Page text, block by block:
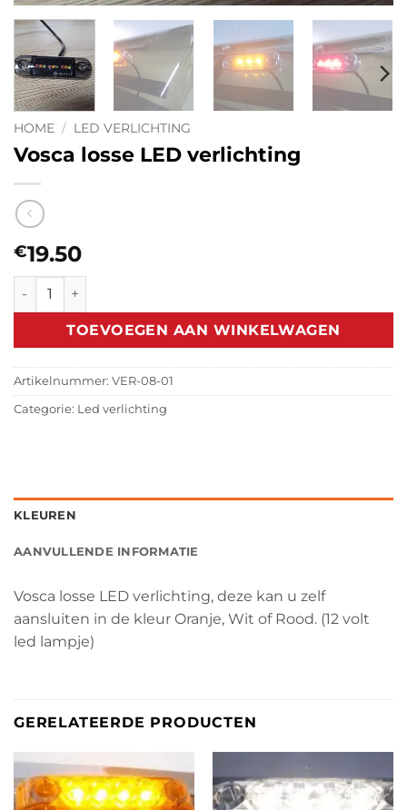
HOME / LED VERLICHTING
Vosca losse LED verlichting
€19.50
Vosca losse LED verlichting aantal
TOEVOEGEN AAN WINKELWAGEN
Artikelnummer: VER-08-01
Categorie: Led verlichting
KLEUREN
AANVULLENDE INFORMATIE
Vosca losse LED verlichting, deze kan u zelf
aansluiten in de kleur Oranje, Wit of Rood. (12 volt
led lampje)
GERELATEERDE PRODUCTEN